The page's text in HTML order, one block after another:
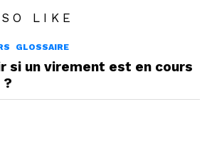
LIKE
GLOSSAIRE
si un virement est en cours
?